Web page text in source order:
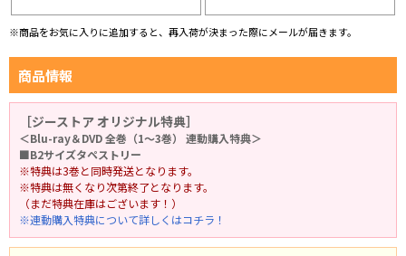
※商品をお気に入りに追加すると、再入荷が決まった際にメールが届きます。
商品情報
［ジーストア オリジナル特典］
＜Blu-ray＆DVD 全巻（1～3巻） 連動購入特典＞
■B2サイズタペストリー
※特典は3巻と同時発送となります。
※特典は無くなり次第終了となります。
（まだ特典在庫はございます！）
※連動購入特典について詳しくはコチラ！